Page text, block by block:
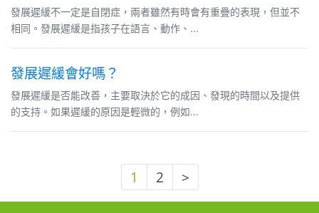
發展遲緩不一定是自閉症，兩者雖然有時會有重疊的表現，但並不
相同。發展遲緩是指孩子在語言、動作、...
發展遲緩會好嗎？
發展遲緩是否能改善，主要取決於它的成因、發現的時間以及提供
的支持。如果遲緩的原因是輕微的，例如...
1 2 >